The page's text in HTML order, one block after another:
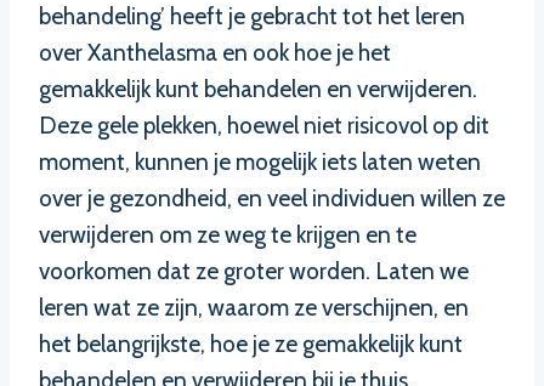
behandeling’ heeft je gebracht tot het leren
over Xanthelasma en ook hoe je het
gemakkelijk kunt behandelen en verwijderen.
Deze gele plekken, hoewel niet risicovol op dit
moment, kunnen je mogelijk iets laten weten
over je gezondheid, en veel individuen willen ze
verwijderen om ze weg te krijgen en te
voorkomen dat ze groter worden. Laten we
leren wat ze zijn, waarom ze verschijnen, en
het belangrijkste, hoe je ze gemakkelijk kunt
behandelen en verwijderen bij je thuis.